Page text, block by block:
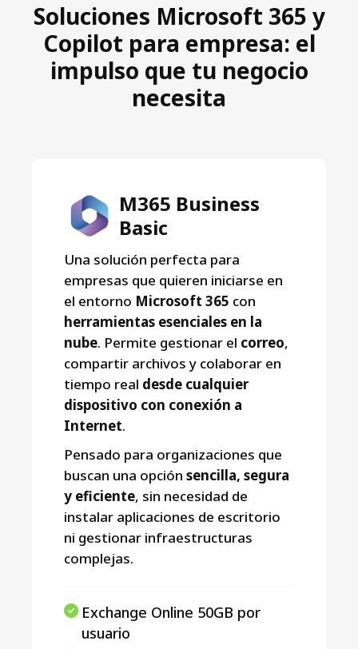
Soluciones Microsoft 365 y
Copilot para empresa: el
impulso que tu negocio
necesita
M365 Business
Basic
Una solución perfecta para
empresas que quieren iniciarse en
el entorno Microsoft 365 con
herramientas esenciales en la
nube. Permite gestionar el correo,
compartir archivos y colaborar en
tiempo real desde cualquier
dispositivo con conexión a
Internet.
Pensado para organizaciones que
buscan una opción sencilla, segura
y eficiente, sin necesidad de
instalar aplicaciones de escritorio
ni gestionar infraestructuras
complejas.
Exchange Online 50GB por
usuario